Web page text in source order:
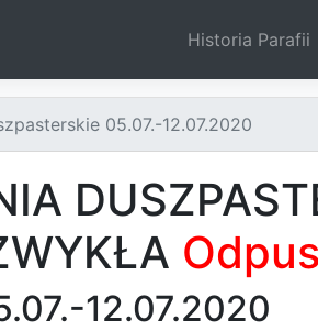
Historia Parafii
05.07.-12.07.2020
12.07.2020